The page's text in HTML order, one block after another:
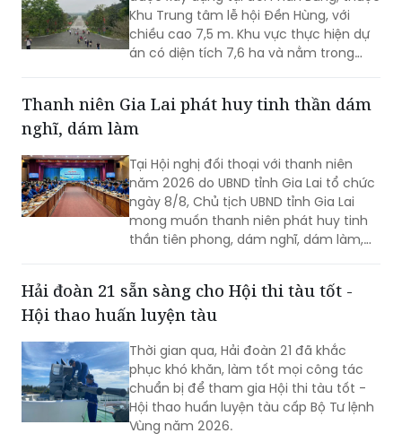
Khu Trung tâm lễ hội Đền Hùng, với
chiều cao 7,5 m. Khu vực thực hiện dự
án có diện tích 7,6 ha và nằm trong
Thanh niên Gia Lai phát huy tinh thần dám
nghĩ, dám làm
Tại Hội nghị đối thoại với thanh niên
năm 2026 do UBND tỉnh Gia Lai tổ chức
ngày 8/8, Chủ tịch UBND tỉnh Gia Lai
mong muốn thanh niên phát huy tinh
thần tiên phong, dám nghĩ, dám làm,
phát triển của quê hương.
Hải đoàn 21 sẵn sàng cho Hội thi tàu tốt -
Hội thao huấn luyện tàu
Thời gian qua, Hải đoàn 21 đã khắc
phục khó khăn, làm tốt mọi công tác
chuẩn bị để tham gia Hội thi tàu tốt -
Hội thao huấn luyện tàu cấp Bộ Tư lệnh
Vùng năm 2026.